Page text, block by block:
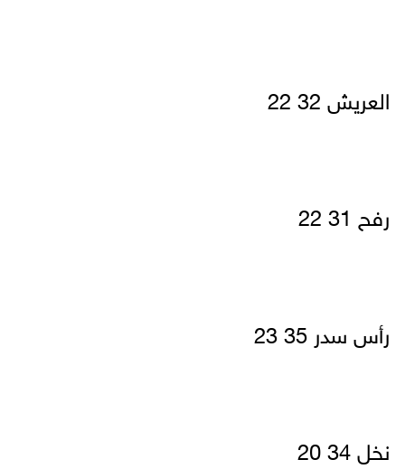
العريش 32 22
رفح 31 22
رأس سدر 35 23
نخل 34 20